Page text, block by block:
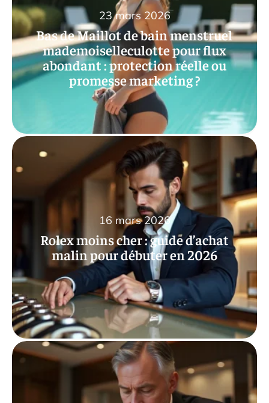
Bas de Maillot de bain menstruel
mademoiselleculotte pour flux
abondant : protection réelle ou
promesse marketing ?
23 mars 2026
Rolex moins cher : guide d’achat
malin pour débuter en 2026
16 mars 2026